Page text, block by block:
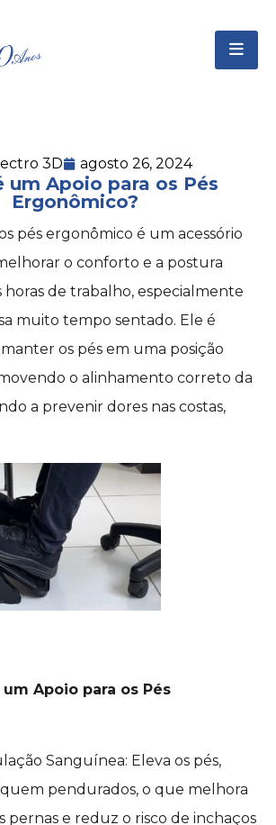
3D agosto 26, 2024
um Apoio para os Pés
Ergonômico?
pés ergonômico é um acessório
o conforto e a postura
de trabalho, especialmente
muito tempo sentado. Ele é
os pés em uma posição
o alinhamento correto da
a prevenir dores nas costas,
Apoio para os Pés
Sanguínea: Eleva os pés,
pendurados, o que melhora
pernas e reduz o risco de inchaços